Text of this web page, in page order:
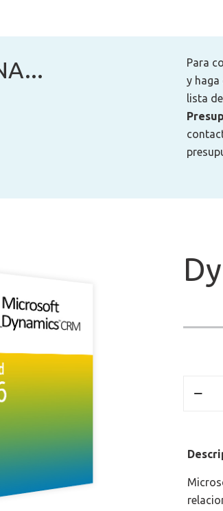
Para
y haga
lista